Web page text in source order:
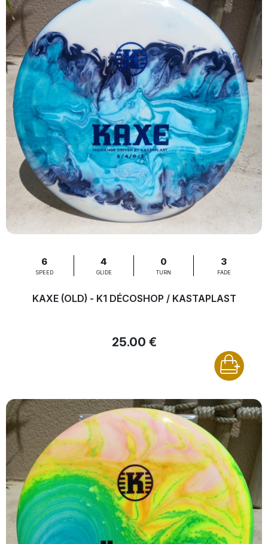
6
SPEED
4
GLIDE
0
TURN
3
FADE
KAXE (OLD) - K1 DÉCOSHOP / KASTAPLAST
25.00 €